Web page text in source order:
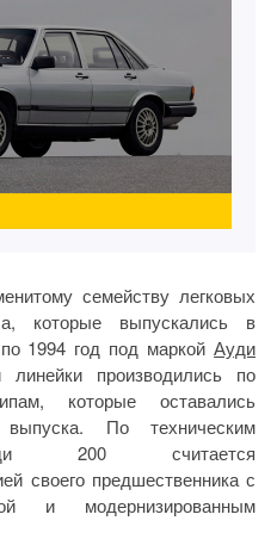
семейству легковых
которые выпускались в
1994 год под маркойАуди
производились по
которые оставались
По техническим
200 считается
своего предшественника с
и модернизированным